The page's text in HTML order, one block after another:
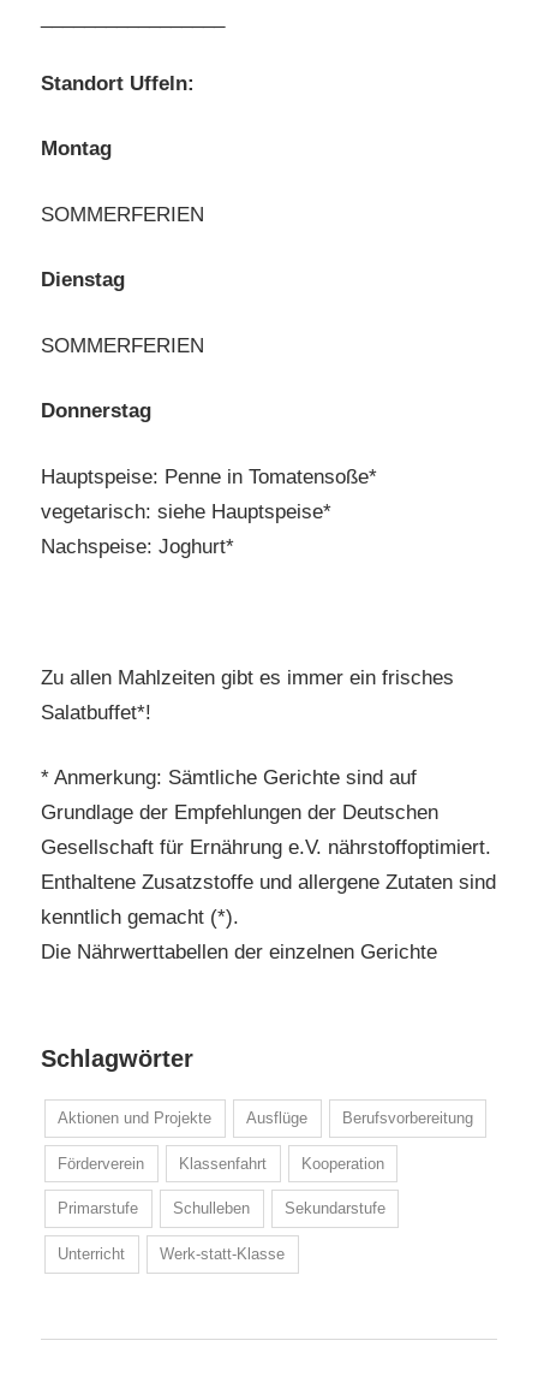
Standort Uffeln:
Montag
SOMMERFERIEN
Dienstag
SOMMERFERIEN
Donnerstag
Hauptspeise: Penne in Tomatensoße*
vegetarisch: siehe Hauptspeise*
Nachspeise: Joghurt*
Zu allen Mahlzeiten gibt es immer ein frisches
Salatbuffet*!
* Anmerkung: Sämtliche Gerichte sind auf
Grundlage der Empfehlungen der Deutschen
Gesellschaft für Ernährung e.V. nährstoffoptimiert.
Enthaltene Zusatzstoffe und allergene Zutaten sind
kenntlich gemacht (*).
Die Nährwerttabellen der einzelnen Gerichte
Schlagwörter
Aktionen und Projekte Ausflüge Berufsvorbereitung
Förderverein Klassenfahrt Kooperation
Primarstufe Schulleben Sekundarstufe
Unterricht Werk-statt-Klasse